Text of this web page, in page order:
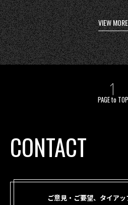
VIEW MORE
PAGE to TOP
CONTACT
ご意見・ご要望、タイア